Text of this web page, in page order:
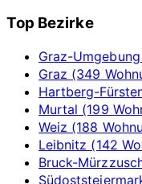
Top Bezirke
Graz-
Graz (349
Hartberg-
Murtal (199
Weiz (188
Leibnitz (142
Bruck-